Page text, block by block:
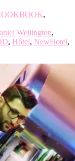
,
Wellington,
, Hôtel, NewHotel,